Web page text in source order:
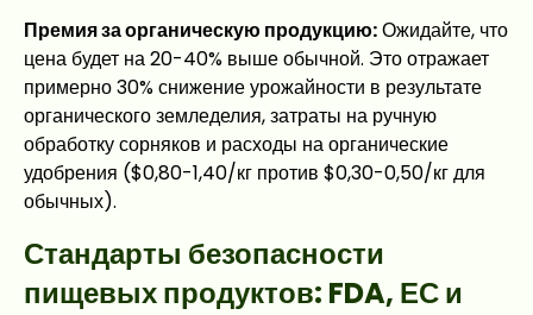
Премия за органическую продукцию:Ожидайте, что
цена будет на 20-40% выше обычной. Это отражает
примерно 30% снижение урожайности в результате
органического земледелия, затраты на ручную
обработку сорняков и расходы на органические
удобрения ($0,80-1,40/кг против $0,30-0,50/кг для
обычных).
Стандарты безопасности
пищевых продуктов: FDA, ЕС и